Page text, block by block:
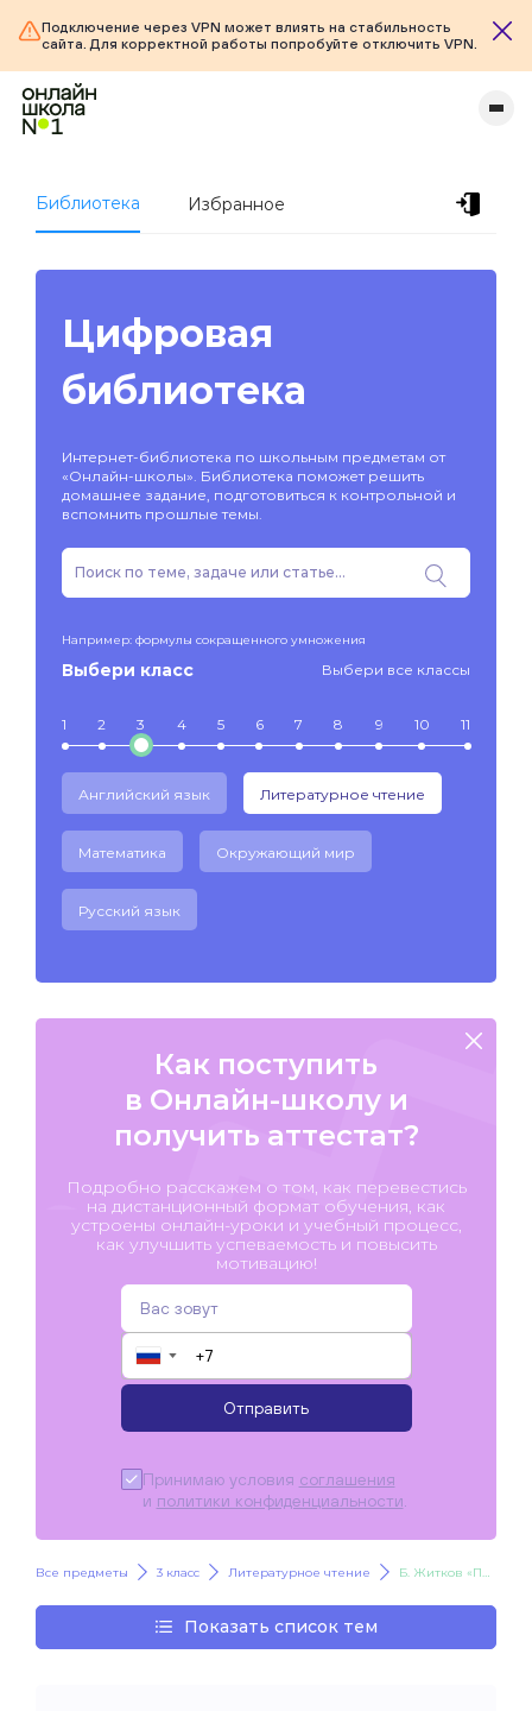
Подключение через VPN может влиять на стабильность
сайта. Для корректной работы попробуйте отключить VPN.
Библиотека Избранное
Цифровая
библиотека
Интернет-библиотека по школьным предметам от
«Онлайн-школы». Библиотека поможет решить
домашнее задание, подготовиться к контрольной и
вспомнить прошлые темы.
Например: формулы сокращенного умножения
Выбери класс Выбери все классы
1 2 3 4 5 6 7 8 9 10 11
Английский язык Литературное чтение
Математика Окружающий мир
Русский язык
Как поступить
в Онлайн-школу и
получить аттестат?
Подробно расскажем о том, как перевестись
на дистанционный формат обучения, как
устроены онлайн-уроки и учебный процесс,
как улучшить успеваемость и повысить
мотивацию!
▼
Отправить
Принимаю условия соглашения
и политики конфиденциальности
Все предметы 3 класс Литературное чтение Б. Житков «Про обезьянку»
Показать список тем